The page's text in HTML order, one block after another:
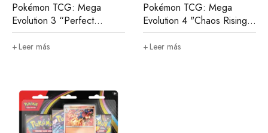
Pokémon TCG: Mega
Evolution 3 “Perfect
Order” - Sobre (Inglés)
Leer más
Pokémon TCG: Mega
Evolution 4 "Chaos Rising"
- Blíster Checklane (Inglés)
Leer más